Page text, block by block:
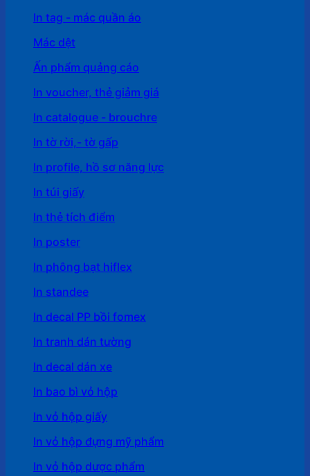
In tag - mác quần áo
Mác dệt
Ấn phẩm quảng cáo
In voucher, thẻ giảm giá
In catalogue - brouchre
In tờ rời,- tờ gấp
In profile, hồ sơ năng lực
In túi giấy
In thẻ tích điểm
In poster
In phông bạt hiflex
In standee
In decal PP bồi fomex
In tranh dán tường
In decal dán xe
In bao bì vỏ hộp
In vỏ hộp giấy
In vỏ hộp đựng mỹ phẩm
In vỏ hộp dược phẩm